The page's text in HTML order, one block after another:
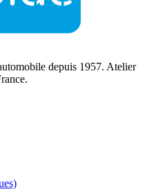
depuis 1957. Atelier